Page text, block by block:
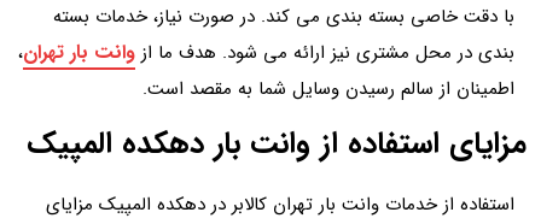
با دقت خاصی بسته‌ بندی می کند. در صورت نیاز، خدمات بسته
بندی در محل مشتری نیز ارائه می شود. هدف ما از وانت بار تهران،
اطمینان از سالم رسیدن وسایل شما به مقصد است.
مزایای استفاده از وانت بار دهکده المپیک
استفاده از خدمات وانت بار تهران کالابر در دهکده المپیک مزایای